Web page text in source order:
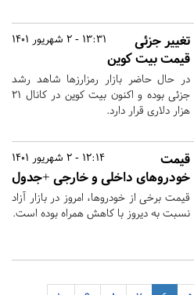
13:31 - 2 شهریور 1401
تغییر جزئی
قیمت بیت کوین
در حال حاضر بازار رمزارزها شاهد رشد
جزئی بوده و اکنون بیت کوین در کانال ۲۱
هزار دلاری قرار دارد.
12:14 - 2 شهریور 1401
قیمت
خودروهای داخلی و خارجی +جدول
قیمت برخی از خودروها، امروز در بازار آزاد
نسبت به دیروز با کاهش همراه بوده است.